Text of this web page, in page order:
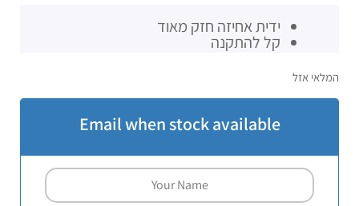
ידית אחיזה חזק מאוד
קל להתקנה
המלאי אזל
Email when stock available